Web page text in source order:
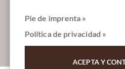
Pie de imprenta »
Política de privacidad »
ACEPTA Y